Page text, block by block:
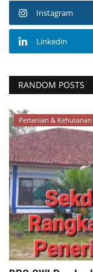
Instagram
Linkedin
RANDOM POSTS
Desa & Kelurahan